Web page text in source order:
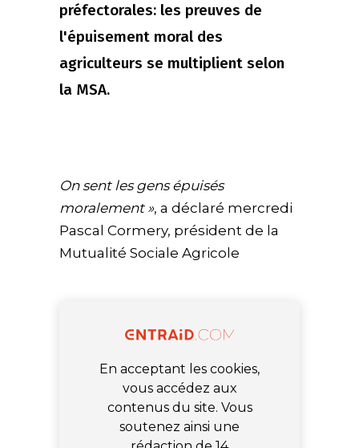
préfectorales: les preuves de
l'épuisement moral des
agriculteurs se multiplient selon
la MSA.
On sent les gens épuisés
moralement », a déclaré mercredi
Pascal Cormery, président de la
Mutualité Sociale Agricole
En acceptant les cookies,
vous accédez aux
contenus du site. Vous
soutenez ainsi une